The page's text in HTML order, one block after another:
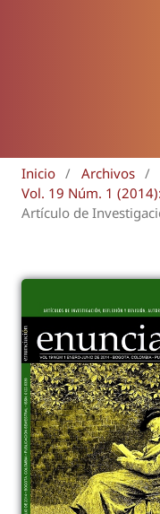
Inicio / Archivos /
Vol. 19 Núm. 1
Artículo de